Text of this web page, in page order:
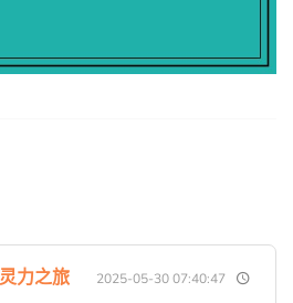
力之旅 2025-05-30 07:40:47